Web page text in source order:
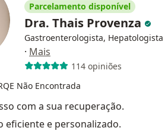
Parcelamento disponível
Dra. Thais Provenza
Gastroenterologista, Hepatologista
· Mais
114 opiniões
Não Encontrada
com a sua recuperação.
eficiente e personalizado.